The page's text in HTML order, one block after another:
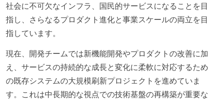
社会に不可欠なインフラ、国民的サービスになることを目
指し、さらなるプロダクト進化と事業スケールの両立を目
指しています。
現在、開発チームでは新機能開発やプロダクトの改善に加
え、サービスの持続的な成長と変化に柔軟に対応するため
の既存システムの大規模刷新プロジェクトを進めていま
す。これは中長期的な視点での技術基盤の再構築が重要な